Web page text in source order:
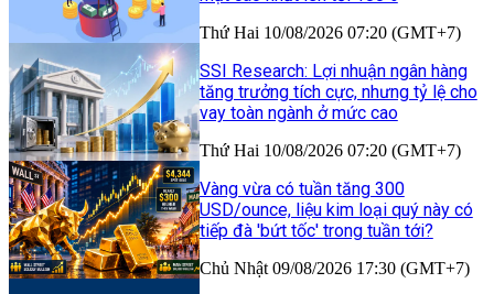
Thứ Hai 10/08/2026 07:20 (GMT+7)
SSI Research: Lợi nhuận ngân hàng
tăng trưởng tích cực, nhưng tỷ lệ cho
vay toàn ngành ở mức cao
Thứ Hai 10/08/2026 07:20 (GMT+7)
Vàng vừa có tuần tăng 300
USD/ounce, liệu kim loại quý này có
tiếp đà 'bứt tốc' trong tuần tới?
Chủ Nhật 09/08/2026 17:30 (GMT+7)